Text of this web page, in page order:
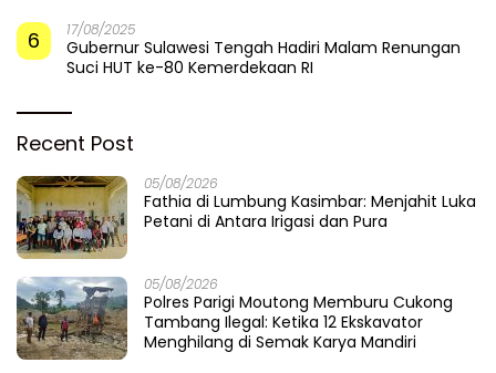
6 17/08/2025
Gubernur Sulawesi Tengah Hadiri Malam Renungan
Suci HUT ke-80 Kemerdekaan RI
Recent Post
05/08/2026
Fathia di Lumbung Kasimbar: Menjahit Luka
Petani di Antara Irigasi dan Pura
05/08/2026
Polres Parigi Moutong Memburu Cukong
Tambang Ilegal: Ketika 12 Ekskavator
Menghilang di Semak Karya Mandiri